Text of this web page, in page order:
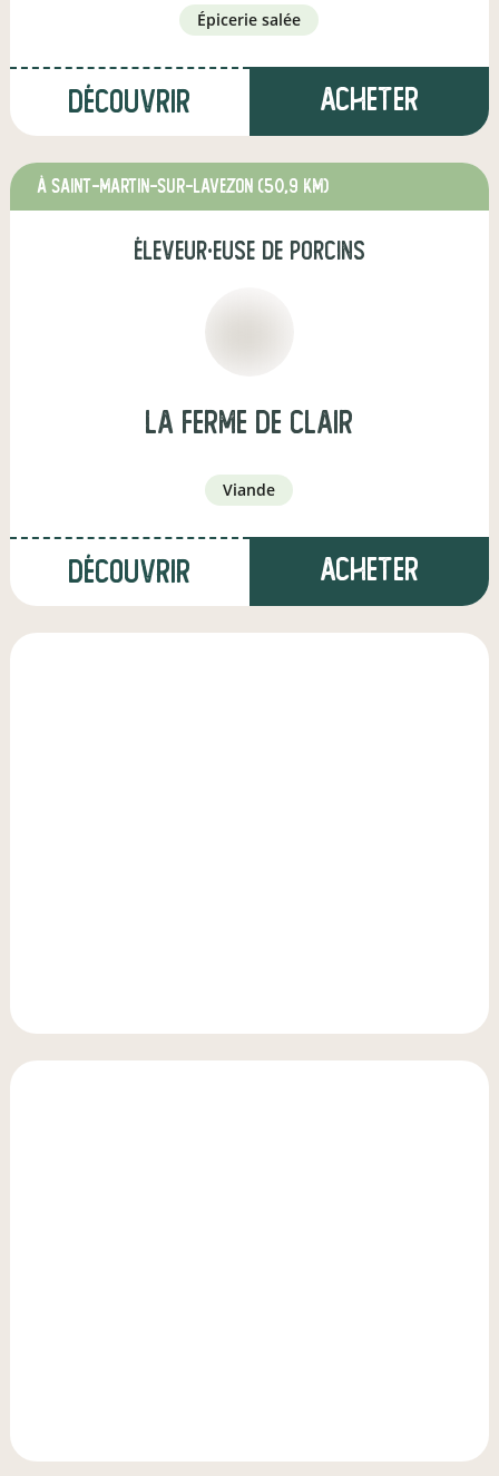
épicerie salée
Découvrir Acheter
à Saint-Martin-sur-Lavezon (50,9 km)
éleveur·euse de porcins
La ferme de Clair
viande
Découvrir Acheter